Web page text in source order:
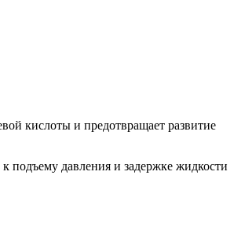
кислоты и предотвращает развитие
подъему давления и задержке жидкости